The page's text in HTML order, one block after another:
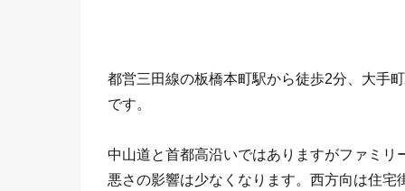
都営三田線の板橋本町駅から徒歩2分、大手
です。
中山道と首都高沿いではありますがファミ
悪さの影響は少なくなります。西方向は住宅